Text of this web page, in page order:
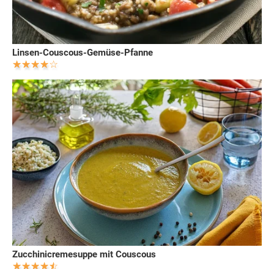
Linsen-Couscous-Gemüse-Pfanne
Zucchinicremesuppe mit Couscous